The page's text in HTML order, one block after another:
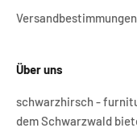
Versandbestimmungen
Über uns
schwarzhirsch -
dem Schwarzwald